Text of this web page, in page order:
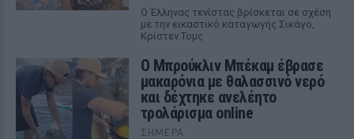
Ο Έλληνας τενίστας βρίσκεται σε σχέση
με την εικαστικό καταγωγής Σικάγο,
Κρίστεν Τομς
Ο Μπρούκλιν Μπέκαμ έβρασε
μακαρόνια με θαλασσινό νερό
και δέχτηκε ανελέητο
τρολάρισμα online
ΣΉΜΕΡΑ